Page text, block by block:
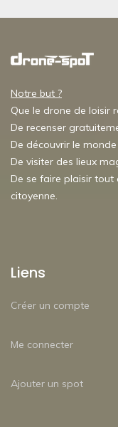
Notre but ?
Que le drone de loisir
De recenser
De découvrir le
De visiter des lieux
De se faire plaisir
citoyenne.
Liens
Créer un compte
Me connecter
Ajouter un spot